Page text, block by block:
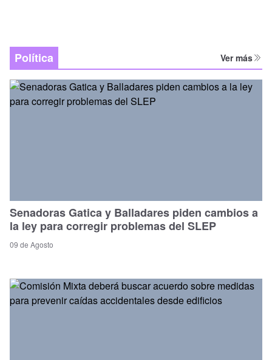
Política Ver más
Senadoras Gatica y Balladares piden cambios a
la ley para corregir problemas del SLEP
09 de Agosto